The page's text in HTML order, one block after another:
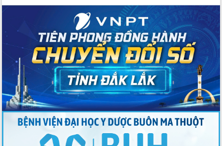
Tổ chức trang trọng Lễ hội Đền thờ
Lương Văn Chánh năm 2026
Phó Bí thư Tỉnh ủy Đắk Lắk Đỗ Hữu
Huy giữ chức Bí thư Đảng ủy Ủy Ban
Nhân dân tỉnh
Bệnh án điện tử thúc đẩy chuyển đổi
số y tế tại Đắk Lắk
Chuyển đổi số thư viện: Mở rộng
không gian tri thức trong thời đại số
Đánh giá, rút kinh nghiệm công tác tổ
chức diễn tập trước ngày bầu cử
Chương trình “Gặp gỡ hữu nghị –
Friendship Meeting New Year 2026”